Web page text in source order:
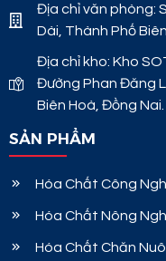
Địa chỉ văn phòng:
Dài, Thành Phố
Địa chỉ kho: Kho
Đường Phan Đăng
Biên Hoà, Đồng Nai.
SẢN PHẨM
Hóa Chất Công
Hóa Chất Nông
Hóa Chất Chăn